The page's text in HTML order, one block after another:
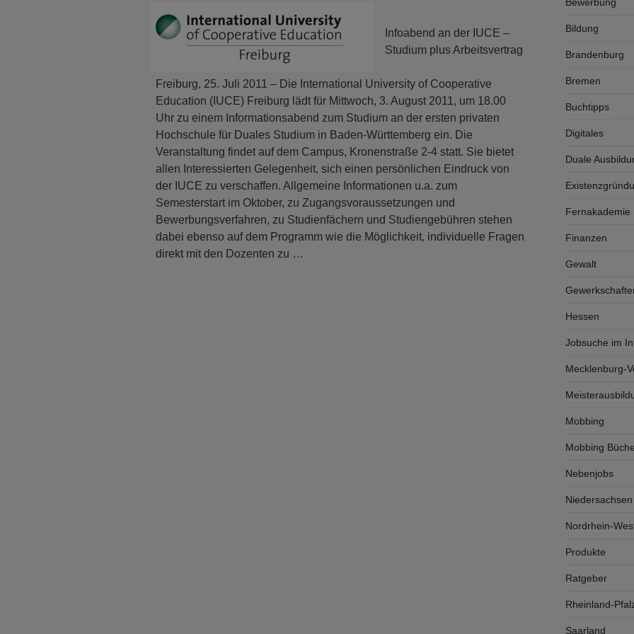
Infoabend an der IUCE –
Studium plus Arbeitsvertrag
Freiburg, 25. Juli 2011 – Die International University of Cooperative
Education (IUCE) Freiburg lädt für Mittwoch, 3. August 2011, um 18.00
Uhr zu einem Informationsabend zum Studium an der ersten privaten
Hochschule für Duales Studium in Baden-Württemberg ein. Die
Veranstaltung findet auf dem Campus, Kronenstraße 2-4 statt. Sie bietet
allen Interessierten Gelegenheit, sich einen persönlichen Eindruck von
der IUCE zu verschaffen. Allgemeine Informationen u.a. zum
Semesterstart im Oktober, zu Zugangsvoraussetzungen und
Bewerbungsverfahren, zu Studienfächern und Studiengebühren stehen
dabei ebenso auf dem Programm wie die Möglichkeit, individuelle Fragen
direkt mit den Dozenten zu …
Bildung
Brandenburg
Bremen
Buchtipps
Digitales
Duale
Fernakademie
Finanzen
Gewalt
Hessen
Jobsuche im
Mecklenburg-
Mobbing
Mobbing
Nebenjobs
Niedersachsen
Nordrhein-
Produkte
Ratgeber
Rheinland-
Saarland